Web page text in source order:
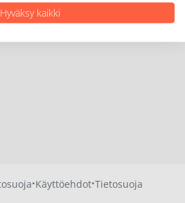
·Käyttöehdot·Tietosuoja
Hyväksy kaikki